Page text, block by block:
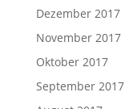
Dezember 2017
November 2017
Oktober 2017
September 2017